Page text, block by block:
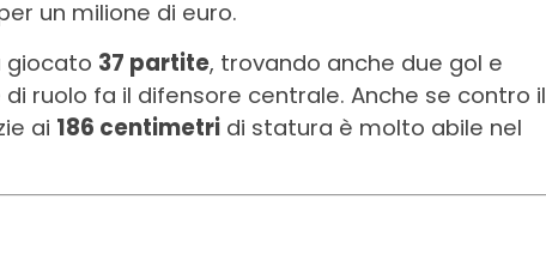
un milione di euro.
giocato 37 partite, trovando anche due gol e
ruolo fa il difensore centrale. Anche se contro il
ai 186 centimetri di statura è molto abile nel